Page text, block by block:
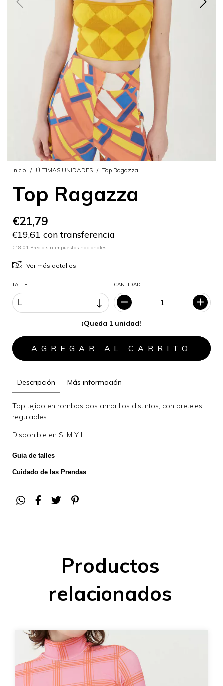
Inicio / ÚLTIMAS UNIDADES / Top Ragazza
Top Ragazza
€21,79
€19,61 con transferencia
€18,01 Precio sin impuestos nacionales
Ver más detalles
TALLE CANTIDAD
¡Queda 1 unidad!
Descripción Más información
Top tejido en rombos dos amarillos distintos, con breteles
regulables.
Disponible en S, M Y L.
Guia de talles
Cuidado de las Prendas
Productos
relacionados